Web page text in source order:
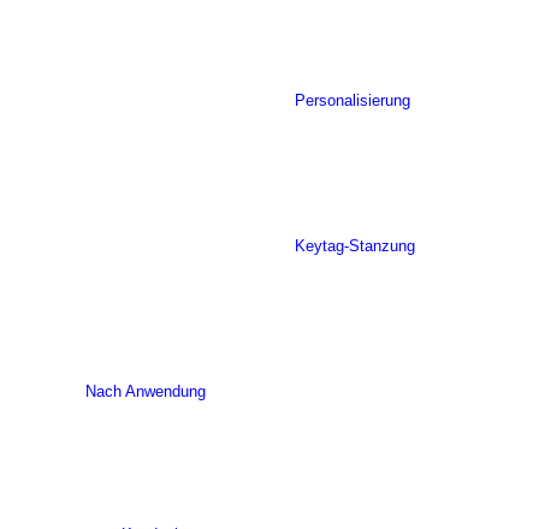
Personalisierung
Keytag-Stanzung
Nach Anwendung